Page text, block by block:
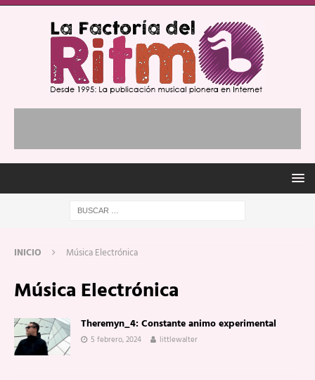
INICIO Música Electrónica
Música Electrónica
Theremyn_4: Constante animo experimental
5 febrero, 2024 littlewalter